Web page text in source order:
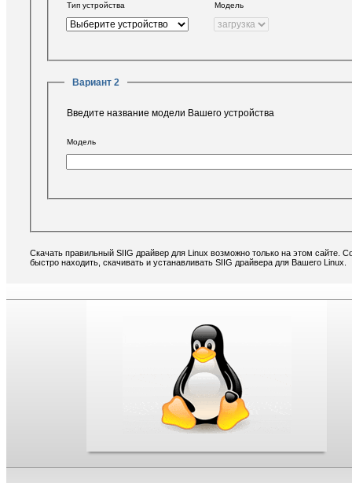
Тип устройства Модель
Вариант 2
Введите название модели Вашего устройства
Модель
Скачать правильный SIIG драйвер для Linux возможно только на этом сайте.
быстро находить, скачивать и устанавливать SIIG драйвера для Вашего Linux.